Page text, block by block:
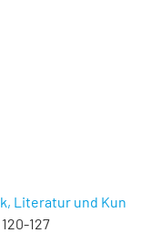
Literatur und Kun
127